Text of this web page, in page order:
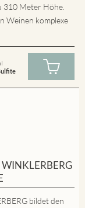
310 Meter Höhe.
Weinen komplexe
bildet den